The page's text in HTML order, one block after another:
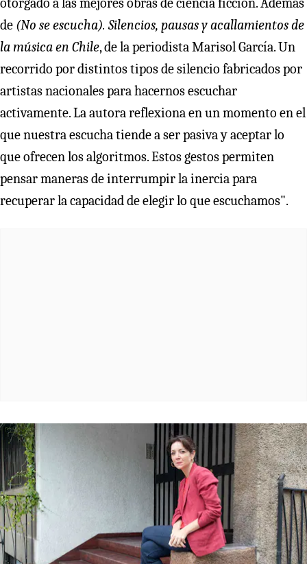
de (No se escucha). Silencios, pausas y acallamientos de
la música en Chile, de la periodista Marisol García. Un
recorrido por distintos tipos de silencio fabricados por
artistas nacionales para hacernos escuchar
activamente. La autora reflexiona en un momento en el
que nuestra escucha tiende a ser pasiva y aceptar lo
que ofrecen los algoritmos. Estos gestos permiten
pensar maneras de interrumpir la inercia para
recuperar la capacidad de elegir lo que escuchamos".